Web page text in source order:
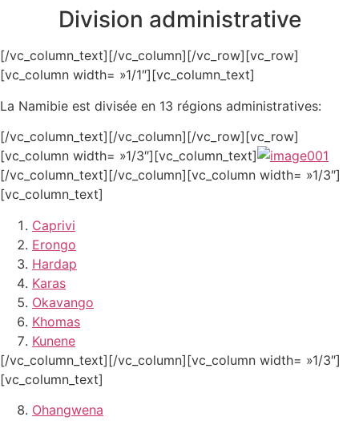
Division administrative
[/vc_column_text][/vc_column][/vc_row][vc_row]
[vc_column width= »1/1″][vc_column_text]
La Namibie est divisée en 13 régions administratives:
[/vc_column_text][/vc_column][/vc_row][vc_row]
[vc_column width= »1/3″][vc_column_text]
[/vc_column_text][/vc_column][vc_column width= »1/3″]
[vc_column_text]
Caprivi
Erongo
Hardap
Karas
Okavango
Khomas
Kunene
[/vc_column_text][/vc_column][vc_column width= »1/3″]
[vc_column_text]
Ohangwena